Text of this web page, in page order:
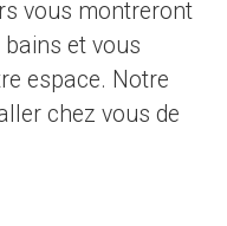
vous montreront
et vous
espace. Notre
chez vous de